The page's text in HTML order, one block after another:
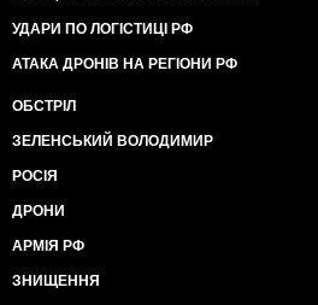
УДАРИ ПО ЛОГІСТИЦІ РФ
АТАКА ДРОНІВ НА РЕГІОНИ РФ
ОБСТРІЛ
ЗЕЛЕНСЬКИЙ ВОЛОДИМИР
РОСІЯ
ДРОНИ
АРМІЯ РФ
ЗНИЩЕННЯ